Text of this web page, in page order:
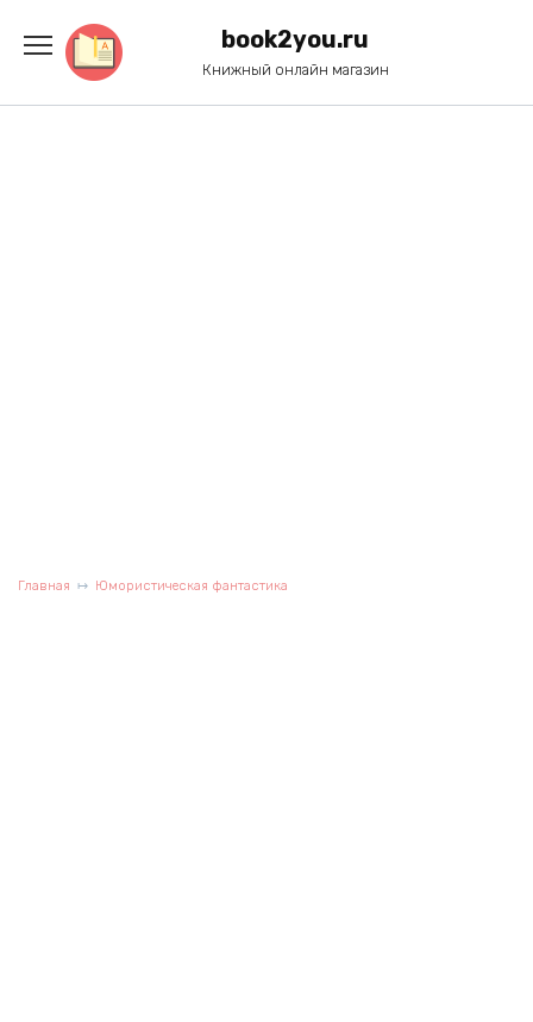
содержанию
book2you.ru
Книжный онлайн магазин
Главная Юмористическая фантастика